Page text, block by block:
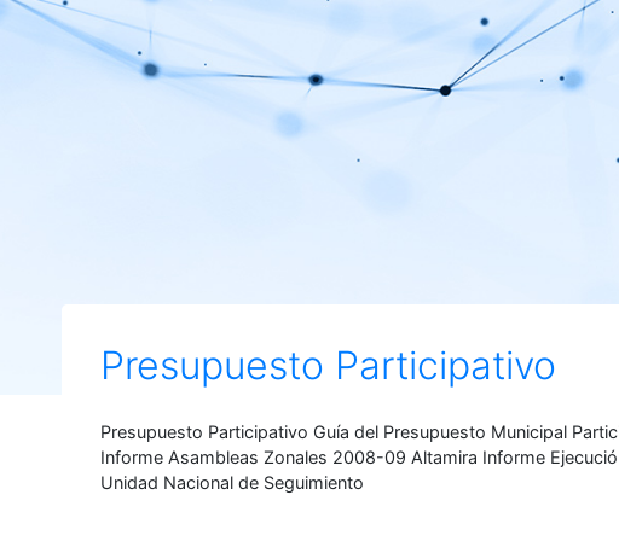
Presupuesto Participativo
Presupuesto Participativo Guía del Presupuesto Municipal
Informe Asambleas Zonales 2008-09 Altamira Informe
Unidad Nacional de Seguimiento